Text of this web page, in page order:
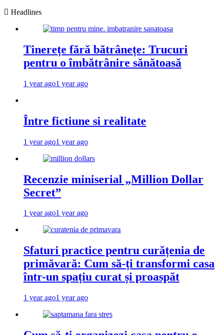
Headlines
Tinerețe fără bătrânețe: Trucuri
pentru o îmbătrânire sănătoasă
1 year ago1 year ago
Între fictiune si realitate
1 year ago1 year ago
Recenzie miniserial „Million Dollar
Secret”
1 year ago1 year ago
Sfaturi practice pentru curățenia de
primăvară: Cum să-ți transformi casa
într-un spațiu curat și proaspăt
1 year ago1 year ago